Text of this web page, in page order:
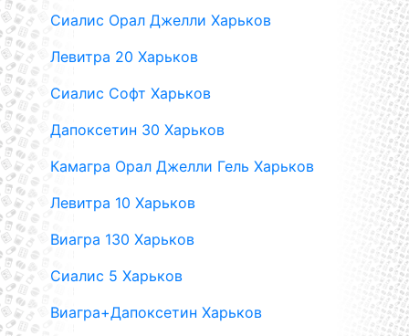
Сиалис Орал Джелли Харьков
Левитра 20 Харьков
Сиалис Софт Харьков
Дапоксетин 30 Харьков
Камагра Орал Джелли Гель Харьков
Левитра 10 Харьков
Виагра 130 Харьков
Сиалис 5 Харьков
Виагра+Дапоксетин Харьков